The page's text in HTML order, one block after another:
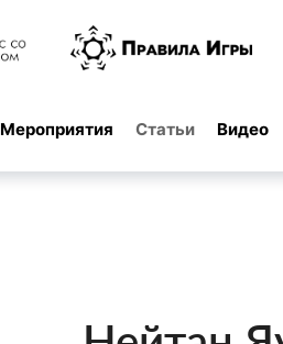
Мероприятия Статьи Видео